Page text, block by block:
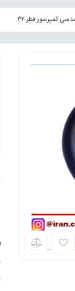
کمپرسور قطر 42